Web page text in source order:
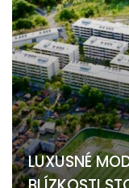
LUXUSNÉ